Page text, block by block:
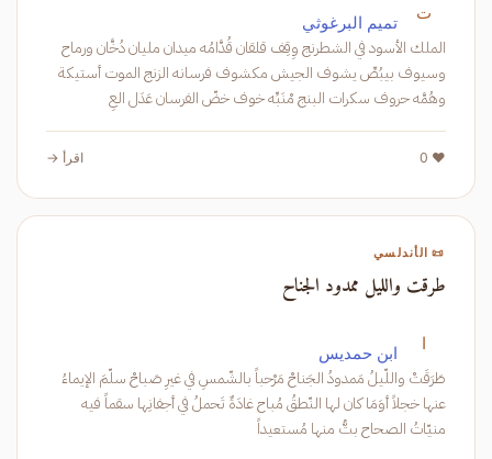
ت تميم البرغوثي
الملك الأسود في الشطرنج وِقِف قلقان قُدَّامُه ميدان مليان دُخَّان ورماح
وسيوف بيبُصِّ يشوف الجيش مكشوف فرسانه الزنج الموت أستيكة
وهُمَّه حروف سكرات البنج مْنَبِّه خوف خضّ الفرسان عَدَل العِ
❤️ 0 اقرأ →
📜 الأندلسي
طرقت والليل ممدود الجناح
ا ابن حمديس
طَرَقَتْ واللّيلُ مَمدودُ الجَناحْ مَرْحباً بالشّمسِ في غيرِ صَباحْ سلّمَ الإيماءُ
عنها خجلاً أوَمَا كان لها النّطقُ مُباح غادَةٌ تَحملُ في أجفانِها سقماً فيه
منيّاتُ الصحاح بتُّ منها مُستعيداً